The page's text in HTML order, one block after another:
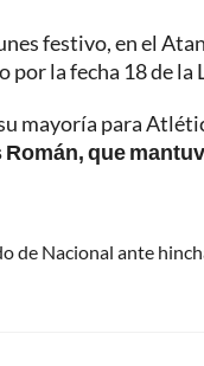
festivo, en el
por la fecha 18 de la
mayoría para
que
de Nacional ante